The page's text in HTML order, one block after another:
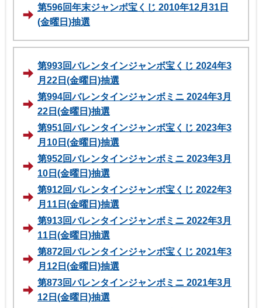
第596回年末ジャンボ宝くじ 2010年12月31日
(金曜日)抽選
第993回バレンタインジャンボ宝くじ 2024年3
月22日(金曜日)抽選
第994回バレンタインジャンボミニ 2024年3月
22日(金曜日)抽選
第951回バレンタインジャンボ宝くじ 2023年3
月10日(金曜日)抽選
第952回バレンタインジャンボミニ 2023年3月
10日(金曜日)抽選
第912回バレンタインジャンボ宝くじ 2022年3
月11日(金曜日)抽選
第913回バレンタインジャンボミニ 2022年3月
11日(金曜日)抽選
第872回バレンタインジャンボ宝くじ 2021年3
月12日(金曜日)抽選
第873回バレンタインジャンボミニ 2021年3月
12日(金曜日)抽選